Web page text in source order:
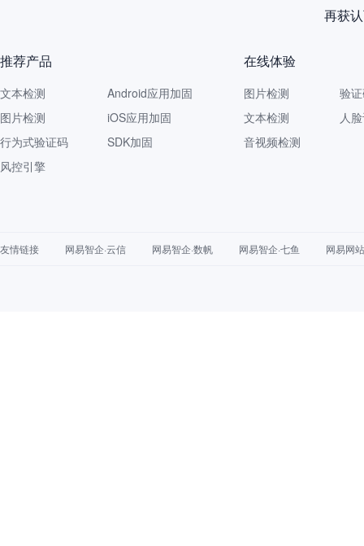
再获
推荐产品
文本检测
图片检测
行为式验证码
风控引擎
Android应用加固
iOS应用加固
SDK加固
在线体验
图片检测
文本检测
音视频检测
验
人
友情链接 网易智企·云信 网易智企·数帆 网易智企·七鱼 网易网